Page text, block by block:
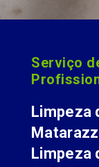
Serviço
Limpeza
Limpeza